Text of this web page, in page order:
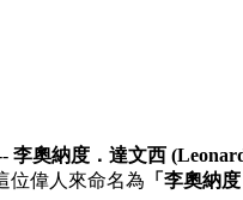
李奧納度．達文西
位偉人來命名為 「李奧納